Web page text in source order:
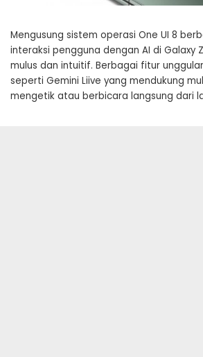
Mengusung sistem operasi One UI 8
interaksi pengguna dengan AI di Galaxy
mulus dan intuitif. Berbagai fitur
seperti Gemini Liive yang mendukung
mengetik atau berbicara langsung dari